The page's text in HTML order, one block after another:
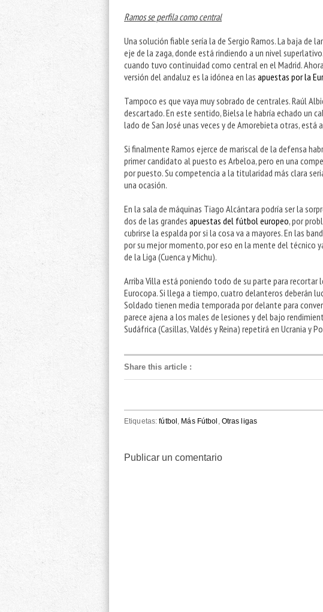
Ramos se perfila como central
Una solución fiable sería la de Sergio Ramos. La baja de
eje de la zaga, donde está rindiendo a un nivel
cuando tuvo continuidad como central en el Madrid.
versión del andaluz es la idónea en las apuestas por la
Tampoco es que vaya muy sobrado de centrales. Raúl
descartado. En este sentido, Bielsa le habría echado un
lado de San José unas veces y de Amorebieta otras,
Si finalmente Ramos ejerce de mariscal de la defensa
primer candidato al puesto es Arbeloa, pero en una
por puesto. Su competencia a la titularidad más clara
una ocasión.
En la sala de máquinas Tiago Alcántara podría ser la
dos de las grandes apuestas del fútbol europeo, por
cubrirse la espalda por si la cosa va a mayores. En las
por su mejor momento, por eso en la mente del técnico
de la Liga (Cuenca y Michu).
Arriba Villa está poniendo todo de su parte para recortar
Eurocopa. Si llega a tiempo, cuatro delanteros deberán
Soldado tienen media temporada por delante para
parece ajena a los males de lesiones y del bajo
Sudáfrica (Casillas, Valdés y Reina) repetirá en Ucrania y
Share this article :
Etiquetas:fútbol , Más Fútbol , Otras ligas
Publicar un comentario